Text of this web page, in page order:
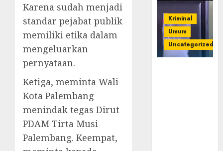
Karena sudah menjadi
standar pejabat publik
memiliki etika dalam
mengeluarkan
pernyataan.
Ketiga, meminta Wali
Kota Palembang
menindak tegas Dirut
PDAM Tirta Musi
Palembang. Keempat,
Kriminal
Umum
Uncategorized